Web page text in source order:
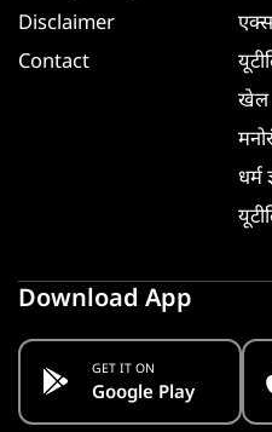
Disclaimer
Contact
खेल
धर्म
Download App
GET IT ON
Google Play